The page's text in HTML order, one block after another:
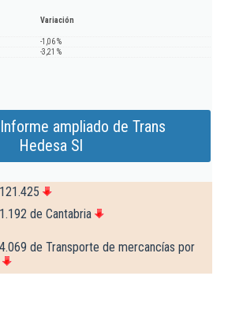
Variación
-1,06 %
-3,21 %
ampliado de Trans
Hedesa Sl
de Cantabria
de Transporte de mercancías por